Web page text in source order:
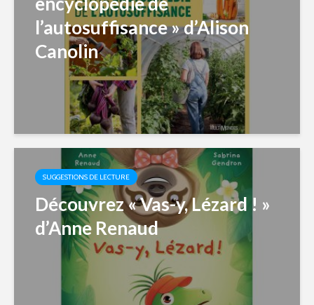
l’autosuffisance » d’Alison
Canolin
SUGGESTIONS DE LECTURE
Découvrez « Vas-y, Lézard ! »
d’Anne Renaud